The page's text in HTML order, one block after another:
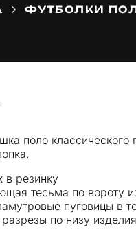
ФУТБОЛКИ
поло классического
в резинку
тесьма по вороту
пуговицы в
по низу